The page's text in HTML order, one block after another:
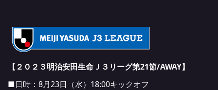
【２０２３明治安田生命Ｊ３リーグ第21節/AWAY】
■日時：8月23日（水）18:00キックオフ